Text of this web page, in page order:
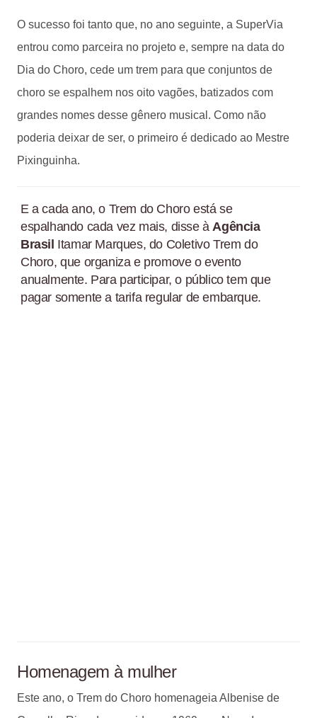
O sucesso foi tanto que, no ano seguinte, a SuperVia
entrou como parceira no projeto e, sempre na data do
Dia do Choro, cede um trem para que conjuntos de
choro se espalhem nos oito vagões, batizados com
grandes nomes desse gênero musical. Como não
poderia deixar de ser, o primeiro é dedicado ao Mestre
Pixinguinha.
E a cada ano, o Trem do Choro está se
espalhando cada vez mais, disse à Agência
Brasil Itamar Marques, do Coletivo Trem do
Choro, que organiza e promove o evento
anualmente. Para participar, o público tem que
pagar somente a tarifa regular de embarque.
Homenagem à mulher
Este ano, o Trem do Choro homenageia Albenise de